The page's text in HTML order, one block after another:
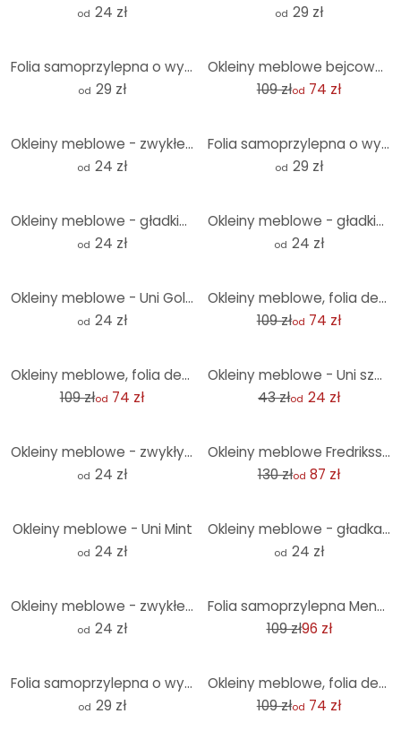
od 24 zł od 29 zł
Folia samoprzylepna o wyglądzie marmuru, czarno-biała - folia meblowa, panel ścienny do kuchni, foli
od 29 zł
Okleiny meblowe bejcowane drewno natura
109 złod 74 zł
Okleiny meblowe - zwykłe brązowe
od 24 zł
Folia samoprzylepna o wyglądzie marmuru, biało-szara - folia meblowa, panel ścienny do kuchni, folia
od 29 zł
Okleiny meblowe - gładkie ciemnoniebieskie
od 24 zł
Okleiny meblowe - gładkie turkusowe
od 24 zł
Okleiny meblowe - Uni Gold
od 24 zł
Okleiny meblowe, folia dekoracyjna - do wycierania - retro
109 złod 74 zł
Okleiny meblowe, folia dekoracyjna - do wycierania - Terrazzo
109 złod 74 zł
Okleiny meblowe - Uni szary
43 złod 24 zł
Okleiny meblowe - zwykły lazurowy niebieski
od 24 zł
Okleiny meblowe Fredriksson - Niebieska geometria
130 złod 87 zł
Okleiny meblowe - Uni Mint
od 24 zł
Okleiny meblowe - gładka lawenda
od 24 zł
Okleiny meblowe - zwykłe żółte
od 24 zł
Folia samoprzylepna Mensch ärgere dich nicht 4er Original 56x56 cm
109 zł96 zł
Folia samoprzylepna o wyglądzie kamienia, ciemne lastryko - folia meblowa, panel ścienny do kuchni,
od 29 zł
Okleiny meblowe, folia dekoracyjna - do wycierania - Barokowa ochra
109 złod 74 zł